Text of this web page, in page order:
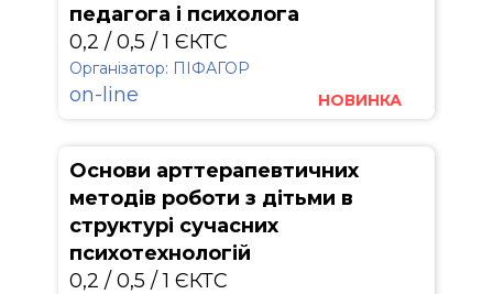
педагога і психолога
0,2 / 0,5 / 1 ЄКТС
Організатор: ПІФАГОР
on-line НОВИНКА
Основи арттерапевтичних
методів роботи з дітьми в
структурі сучасних
психотехнологій
0,2 / 0,5 / 1 ЄКТС